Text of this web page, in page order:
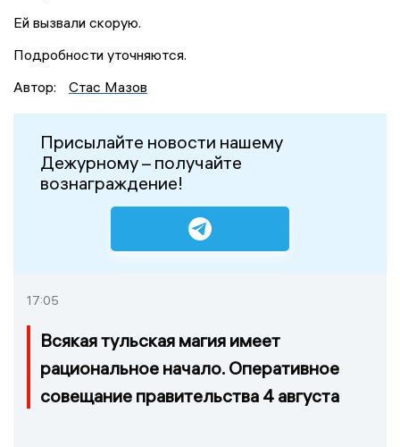
Ей вызвали скорую.
Подробности уточняются.
Автор:
Стас Мазов
Присылайте новости нашему
Дежурному – получайте
вознаграждение!
17:05
Всякая тульская магия имеет
рациональное начало. Оперативное
совещание правительства 4 августа